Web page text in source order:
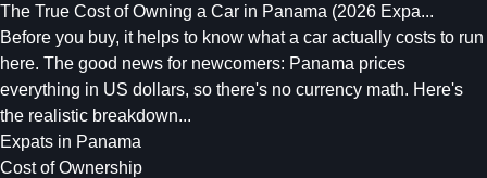
The True Cost of Owning a Car in Panama (2026 Expa...
Before you buy, it helps to know what a car actually costs to run
here. The good news for newcomers: Panama prices
everything in US dollars, so there's no currency math. Here's
the realistic breakdown...
Expats in Panama
Cost of Ownership